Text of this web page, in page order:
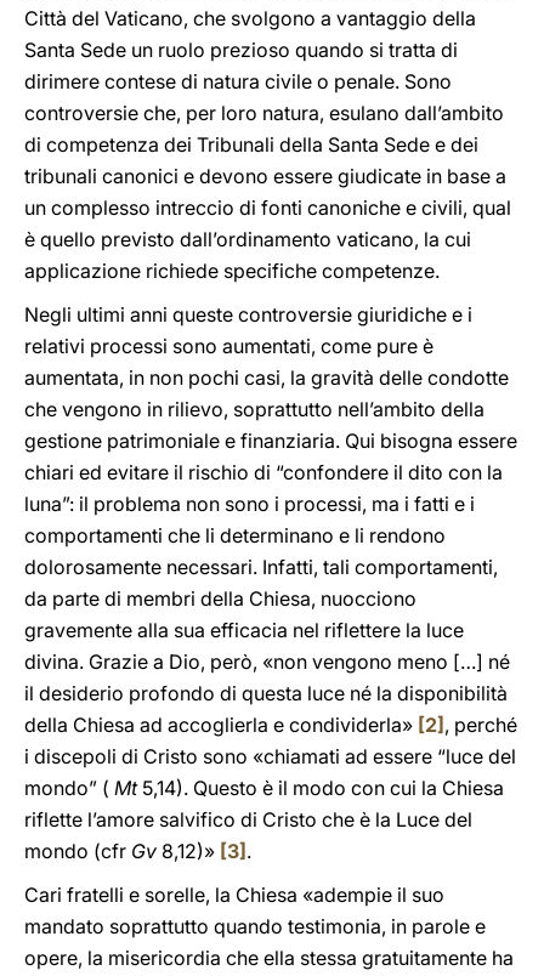
Città del Vaticano, che svolgono a vantaggio della
Santa Sede un ruolo prezioso quando si tratta di
dirimere contese di natura civile o penale. Sono
controversie che, per loro natura, esulano dall’ambito
di competenza dei Tribunali della Santa Sede e dei
tribunali canonici e devono essere giudicate in base a
un complesso intreccio di fonti canoniche e civili, qual
è quello previsto dall’ordinamento vaticano, la cui
applicazione richiede specifiche competenze.
Negli ultimi anni queste controversie giuridiche e i
relativi processi sono aumentati, come pure è
aumentata, in non pochi casi, la gravità delle condotte
che vengono in rilievo, soprattutto nell’ambito della
gestione patrimoniale e finanziaria. Qui bisogna essere
chiari ed evitare il rischio di “confondere il dito con la
luna”: il problema non sono i processi, ma i fatti e i
comportamenti che li determinano e li rendono
dolorosamente necessari. Infatti, tali comportamenti,
da parte di membri della Chiesa, nuocciono
gravemente alla sua efficacia nel riflettere la luce
divina. Grazie a Dio, però, «non vengono meno […] né
il desiderio profondo di questa luce né la disponibilità
della Chiesa ad accoglierla e condividerla» [2] , perché
i discepoli di Cristo sono «chiamati ad essere “luce del
mondo” ( Mt5,14). Questo è il modo con cui la Chiesa
riflette l’amore salvifico di Cristo che è la Luce del
mondo (cfr Gv 8,12)» [3] .
Cari fratelli e sorelle, la Chiesa «adempie il suo
mandato soprattutto quando testimonia, in parole e
opere, la misericordia che ella stessa gratuitamente ha